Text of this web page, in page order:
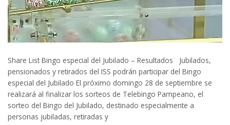
Share List Bingo especial del Jubilado – Resultados Jubilados,
pensionados y retirados del ISS podrán participar del Bingo
especial del Jubilado El próximo domingo 28 de septiembre se
realizará al finalizar los sorteos de Telebingo Pampeano, el
sorteo del Bingo del Jubilado, destinado especialmente a
personas jubiladas, retiradas y